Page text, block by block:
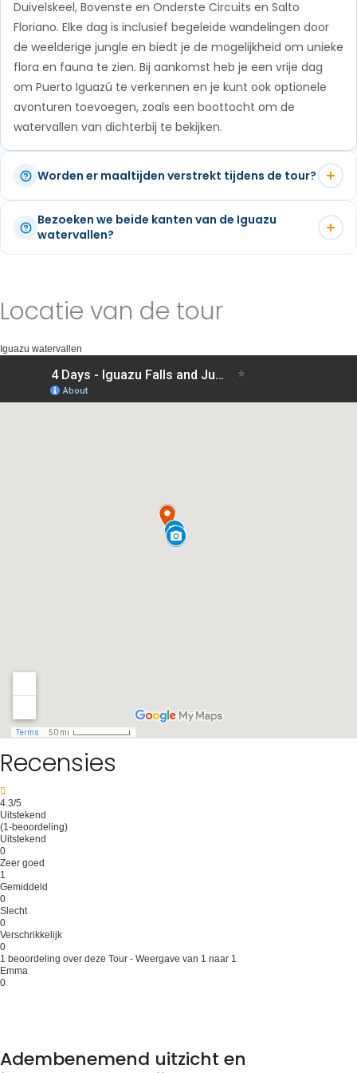
steken.
Duivelskeel, Bovenste en Onderste Circuits en Salto
Floriano. Elke dag is inclusief begeleide wandelingen door
de weelderige jungle en biedt je de mogelijkheid om unieke
flora en fauna te zien. Bij aankomst heb je een vrije dag
om Puerto Iguazú te verkennen en je kunt ook optionele
avonturen toevoegen, zoals een boottocht om de
watervallen van dichterbij te bekijken.
Worden er maaltijden verstrekt tijdens de tour?
Alleen het ontbijt in het hotel is inbegrepen in dit pakket,
waardoor je de flexibiliteit hebt om de lokale
eetgelegenheden voor lunch en diner te verkennen.
eetgelegenheden in de buurt van het hotel en de parken.
Bezoeken we beide kanten van de Iguazu
watervallen?
Braziliaanse kant te bieden. Elke kant biedt verschillende
perspectieven, waarbij de Argentijnse kant uitkijkpunten
van dichterbij en uitgebreide wandelpaden biedt, terwijl de
watervallen biedt.
Locatie van de tour
Iguazu watervallen
Recensies
4.3/5
Uitstekend
(1-beoordeling)
Uitstekend
0
Zeer goed
1
Gemiddeld
0
Slecht
0
Verschrikkelijk
0
1 beoordeling over deze Tour - Weergave van 1 naar 1
Emma
0
Adembenemend uitzicht en